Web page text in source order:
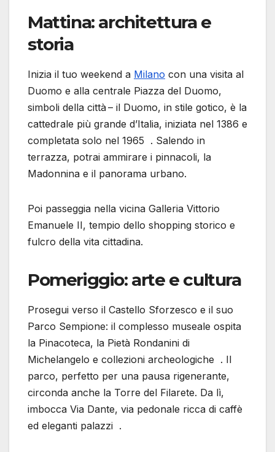
Mattina: architettura e
storia
Inizia il tuo weekend a Milano con una visita al
Duomo e alla centrale Piazza del Duomo,
simboli della città – il Duomo, in stile gotico, è la
cattedrale più grande d’Italia, iniziata nel 1386 e
completata solo nel 1965 . Salendo in
terrazza, potrai ammirare i pinnacoli, la
Madonnina e il panorama urbano.
Poi passeggia nella vicina Galleria Vittorio
Emanuele II, tempio dello shopping storico e
fulcro della vita cittadina.
Pomeriggio: arte e cultura
Prosegui verso il Castello Sforzesco e il suo
Parco Sempione: il complesso museale ospita
la Pinacoteca, la Pietà Rondanini di
Michelangelo e collezioni archeologiche . Il
parco, perfetto per una pausa rigenerante,
circonda anche la Torre del Filarete. Da lì,
imbocca Via Dante, via pedonale ricca di caffè
ed eleganti palazzi .